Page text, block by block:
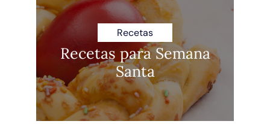
Recetas
Recetas para Semana
Santa